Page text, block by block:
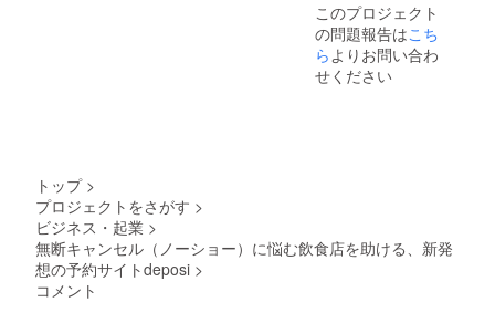
ます。
※支援
時、備
考欄に
『お名
れない
方はID
けま
す。 ぜ
ひ、あ
なたの
お名前
い！
きっ
載 ※
トップ
ページ
リンクL
サイズ
す。 こ
の問題
このプロジェクト
の問題報告はこち
らよりお問い合わ
せください
トップ >
プロジェクトをさがす >
ビジネス・起業 >
無断キャンセル（ノーショー）に悩む飲食店を助ける、新発
想の予約サイトdeposi >
コメント